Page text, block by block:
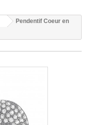
Pendentif Coeur en